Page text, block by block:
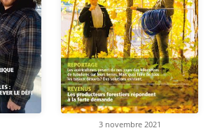
3 novembre 2021